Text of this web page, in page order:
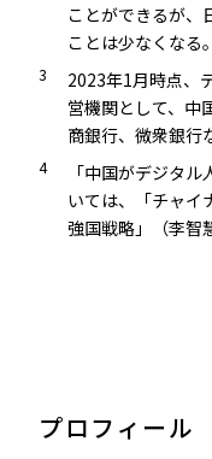
ことができるが、
ことは少なくなる。
3
2023年1月時点、
営機関として、中
商銀行、微衆銀行
4
「中国がデジタ
いては、「チャ
強国戦略」（李智
プロフィール